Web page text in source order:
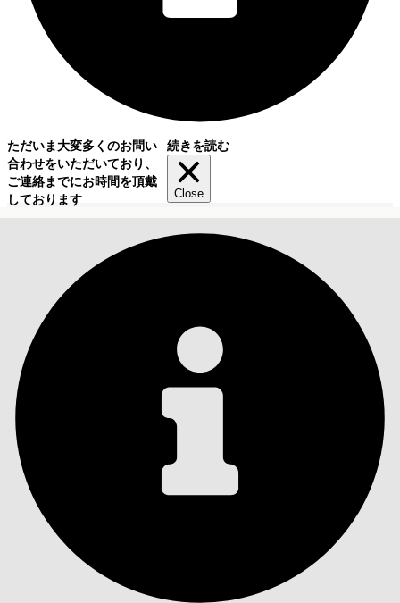
ただいま大変多くのお問い
合わせをいただいており、
ご連絡までにお時間を頂戴
しております
続きを読む
Close
目次